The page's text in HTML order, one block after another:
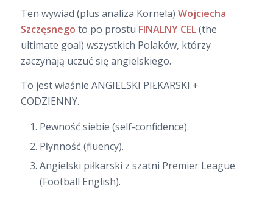
Ten wywiad (plus analiza Kornela) Wojciecha
Szczęsnego to po prostu FINALNY CEL(the
ultimate goal) wszystkich Polaków, którzy
zaczynają uczuć się angielskiego.
To jest właśnie ANGIELSKI PIŁKARSKI +
CODZIENNY.
Pewność siebie (self-confidence).
Płynność (fluency).
Angielski piłkarski z szatni Premier League
(Football English).